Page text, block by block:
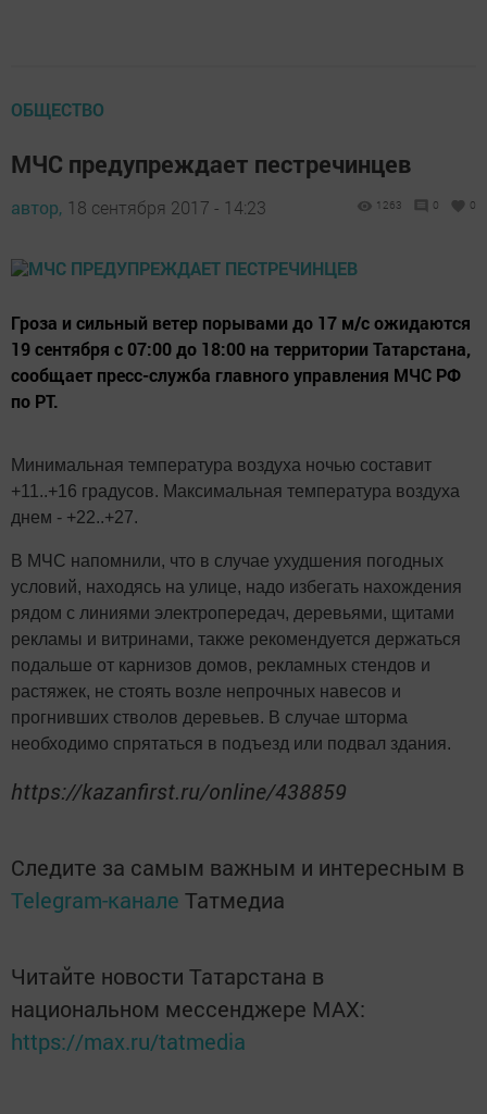
ОБЩЕСТВО
МЧС предупреждает пестречинцев
автор, 18 сентября 2017 - 14:23 1263 0 0
Гроза и сильный ветер порывами до 17 м/с ожидаются
19 сентября с 07:00 до 18:00 на территории Татарстана,
сообщает пресс-служба главного управления МЧС РФ
по РТ.
Минимальная температура воздуха ночью составит
+11..+16 градусов. Максимальная температура воздуха
днем - +22..+27.
В МЧС напомнили, что в случае ухудшения погодных
условий, находясь на улице, надо избегать нахождения
рядом с линиями электропередач, деревьями, щитами
рекламы и витринами, также рекомендуется держаться
подальше от карнизов домов, рекламных стендов и
растяжек, не стоять возле непрочных навесов и
прогнивших стволов деревьев. В случае шторма
необходимо спрятаться в подъезд или подвал здания.
https://kazanfirst.ru/online/438859
Следите за самым важным и интересным в
Telegram-канале Татмедиа
Читайте новости Татарстана в
национальном мессенджере MАХ:
https://max.ru/tatmedia